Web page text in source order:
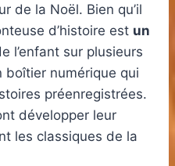
de la Noël. Bien qu’il
d’histoire est un
l’enfant sur plusieurs
boîtier numérique qui
préenregistrées.
développer leur
les classiques de la